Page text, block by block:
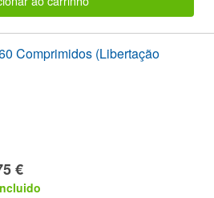
Comprimidos (Libertação
€